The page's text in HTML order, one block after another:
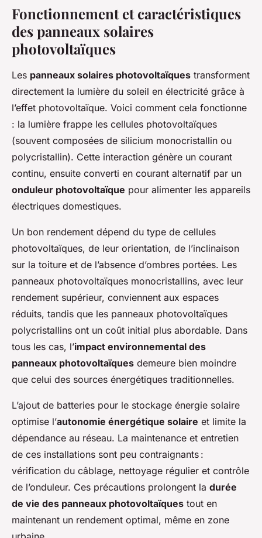
Fonctionnement et caractéristiques
des panneaux solaires
photovoltaïques
Les panneaux solaires photovoltaïques transforment
directement la lumière du soleil en électricité grâce à
l’effet photovoltaïque. Voici comment cela fonctionne
: la lumière frappe les cellules photovoltaïques
(souvent composées de silicium monocristallin ou
polycristallin). Cette interaction génère un courant
continu, ensuite converti en courant alternatif par un
onduleur photovoltaïque pour alimenter les appareils
électriques domestiques.
Un bon rendement dépend du type de cellules
photovoltaïques, de leur orientation, de l’inclinaison
sur la toiture et de l’absence d’ombres portées. Les
panneaux photovoltaïques monocristallins, avec leur
rendement supérieur, conviennent aux espaces
réduits, tandis que les panneaux photovoltaïques
polycristallins ont un coût initial plus abordable. Dans
tous les cas, l’impact environnemental des
panneaux photovoltaïques demeure bien moindre
que celui des sources énergétiques traditionnelles.
L’ajout de batteries pour le stockage énergie solaire
optimise l’autonomie énergétique solaire et limite la
dépendance au réseau. La maintenance et entretien
de ces installations sont peu contraignants :
vérification du câblage, nettoyage régulier et contrôle
de l’onduleur. Ces précautions prolongent la durée
de vie des panneaux photovoltaïques tout en
maintenant un rendement optimal, même en zone